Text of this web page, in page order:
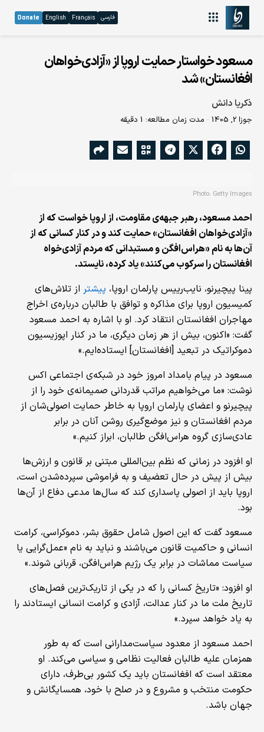
فارسی Français
English
Donate
مسعود خواستار حمایت اروپا از «آزادی‌خواهان
افغانستان» شد
ذکریا دانش
جوزا 2, 1405 مدت زمان مطالعه: 1 دقیقه
Photo: Getty Images
احمد مسعود، رهبر جبهه‌ی مقاومت، از اروپا خواست که از
«آزادی‌خواهان افغانستان» حمایت کند و در کنار کسانی که از
آن‌ها به نام «هراس‌افگن و مستبدانی که مردم آزادی‌خواه
افغانستان را سرکوب می‌کنند» یاد کرده، نایستد.
پینا پیچیرنو، نایب‌رییس پارلمان اروپا، پیشتر از تلاش‌های
کمیسیون اروپا برای مذاکره و توافق با طالبان درباره‌ی اخراج
مهاجران افغانستان انتقاد کرد. او با اشاره به احمد مسعود
گفت: «اکنون، بیش از هر زمان دیگری، ما در کنار اپوزیسیون
دموکراتیک در تبعید [افغانستان] ایستاده‌ایم.»
مسعود در پیام بامداد امروز خود در شبکه‌ی اجتماعی اکس
نوشت: «ما می‌خواهیم مراتب قدردانی صمیمانه‌ی خود را از
پیچیرنو و اعضای پارلمان اروپا به خاطر حمایت اصولی‌شان از
مردم افغانستان و نیز موضع‌گیری روشن آنان در برابر
عادی‌سازی گروه هراس‌افگن طالبان، ابراز کنیم.»
او افزود در زمانی که نظم بین‌المللی مبتنی بر قانون و ارزش‌ها
بیش از پیش در حال تعضیف و به فراموشی‌ سپرده‌شدن است،
اروپا باید از اصولی پاسداری کند که سال‌ها مدعی دفاع از آن‌ها
بود.
مسعود گفت که این اصول شامل حقوق بشر، دموکراسی، کرامت
انسانی و حاکمیت قانون می‌باشند و نباید به نام «عمل‌گرایی یا
سیاست مماشات در برابر یک رژیم هراس‌افگن، قربانی شوند.»
او افزود: «تاریخ کسانی را که در یکی از تاریک‌ترین فصل‌های
تاریخ ملت ما در کنار عدالت، آزادی و کرامت انسانی ایستادند را
به یاد خواهد سپرد.»
احمد مسعود از معدود سیاست‌مدارانی است که به طور
همزمان علیه طالبان فعالیت نظامی و سیاسی می‌کند. او
معتقد است که افغانستان باید یک کشور بی‌طرف، دارای
حکومت منتخب و مشروع و در صلح با خود، همسایگانش و
جهان باشد.